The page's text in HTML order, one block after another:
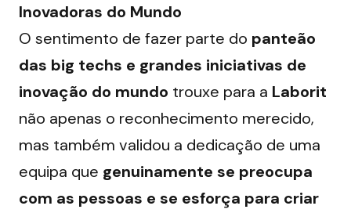
Inovadoras do Mundo
O sentimento de fazer parte do panteão
das big techs e grandes iniciativas de
inovação do mundo trouxe para a Laborit
não apenas o reconhecimento merecido,
mas também validou a dedicação de uma
equipa que genuinamente se preocupa
com as pessoas e se esforça para criar